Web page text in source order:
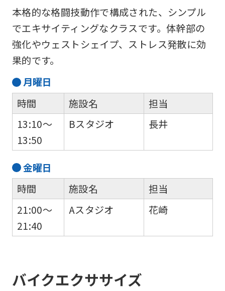
本格的な格闘技動作で構成された、シンプル
でエキサイティングなクラスです。体幹部の
強化やウェストシェイプ、ストレス発散に効
果的です。
月曜日
時間
13:10～
13:50
施設名
Bスタジオ
担当
長井
金曜日
時間
21:00～
21:40
施設名
Aスタジオ
担当
花崎
バイクエクササイズ